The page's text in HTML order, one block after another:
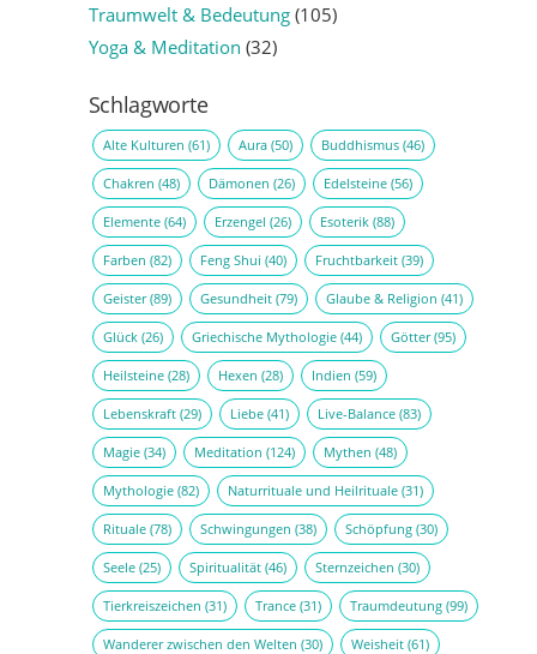
Traumwelt & Bedeutung(105)
Yoga & Meditation (32)
Schlagworte
Alte Kulturen (61) Aura(50) Buddhismus(46)
Chakren (48) Dämonen (26) Edelsteine(56)
Elemente(64) Erzengel (26) Esoterik(88)
Farben (82) Feng Shui (40) Fruchtbarkeit(39)
Geister(89) Gesundheit(79) Glaube & Religion (41)
Glück(26) Griechische Mythologie(44) Götter(95)
Heilsteine(28) Hexen (28) Indien (59)
Lebenskraft(29) Liebe(41) Live-Balance(83)
Magie(34) Meditation (124) Mythen (48)
Mythologie(82) Naturrituale und Heilrituale(31)
Rituale(78) Schwingungen (38) Schöpfung(30)
Seele(25) Spiritualität(46) Sternzeichen (30)
Tierkreiszeichen (31) Trance(31) Traumdeutung(99)
Wanderer zwischen den Welten (30) Weisheit(61)